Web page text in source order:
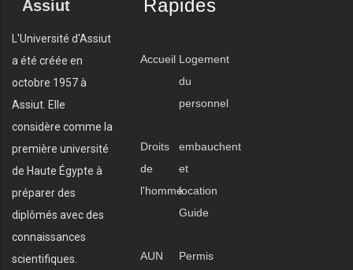
Assiut
L'Université d'Assiut
a été créée en
octobre 1957 à
Assiut. Elle
considère comme la
première université
de Haute Égypte à
préparer des
diplômés avec des
connaissances
scientifiques.
Rapides
Accueil Logement
du
personnel
Droits
de
l'homme
embauchent
et
location
Guide
AUN
Permis